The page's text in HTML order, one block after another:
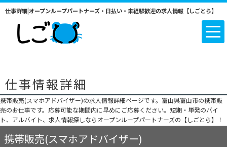
仕事詳細|オープンループパートナーズ・日払い・未経験歓迎の求人情報【しごとら】
仕事情報詳細
携帯販売(スマホアドバイザー)の求人情報詳細ページです。富山県富山市の携帯販
売のお仕事です。応募可能な期間内に早めにご応募ください。短期・単発のバイ
ト、アルバイト、求人情報探しならオープンループパートナーズの【しごとら】！
携帯販売(スマホアドバイザー)